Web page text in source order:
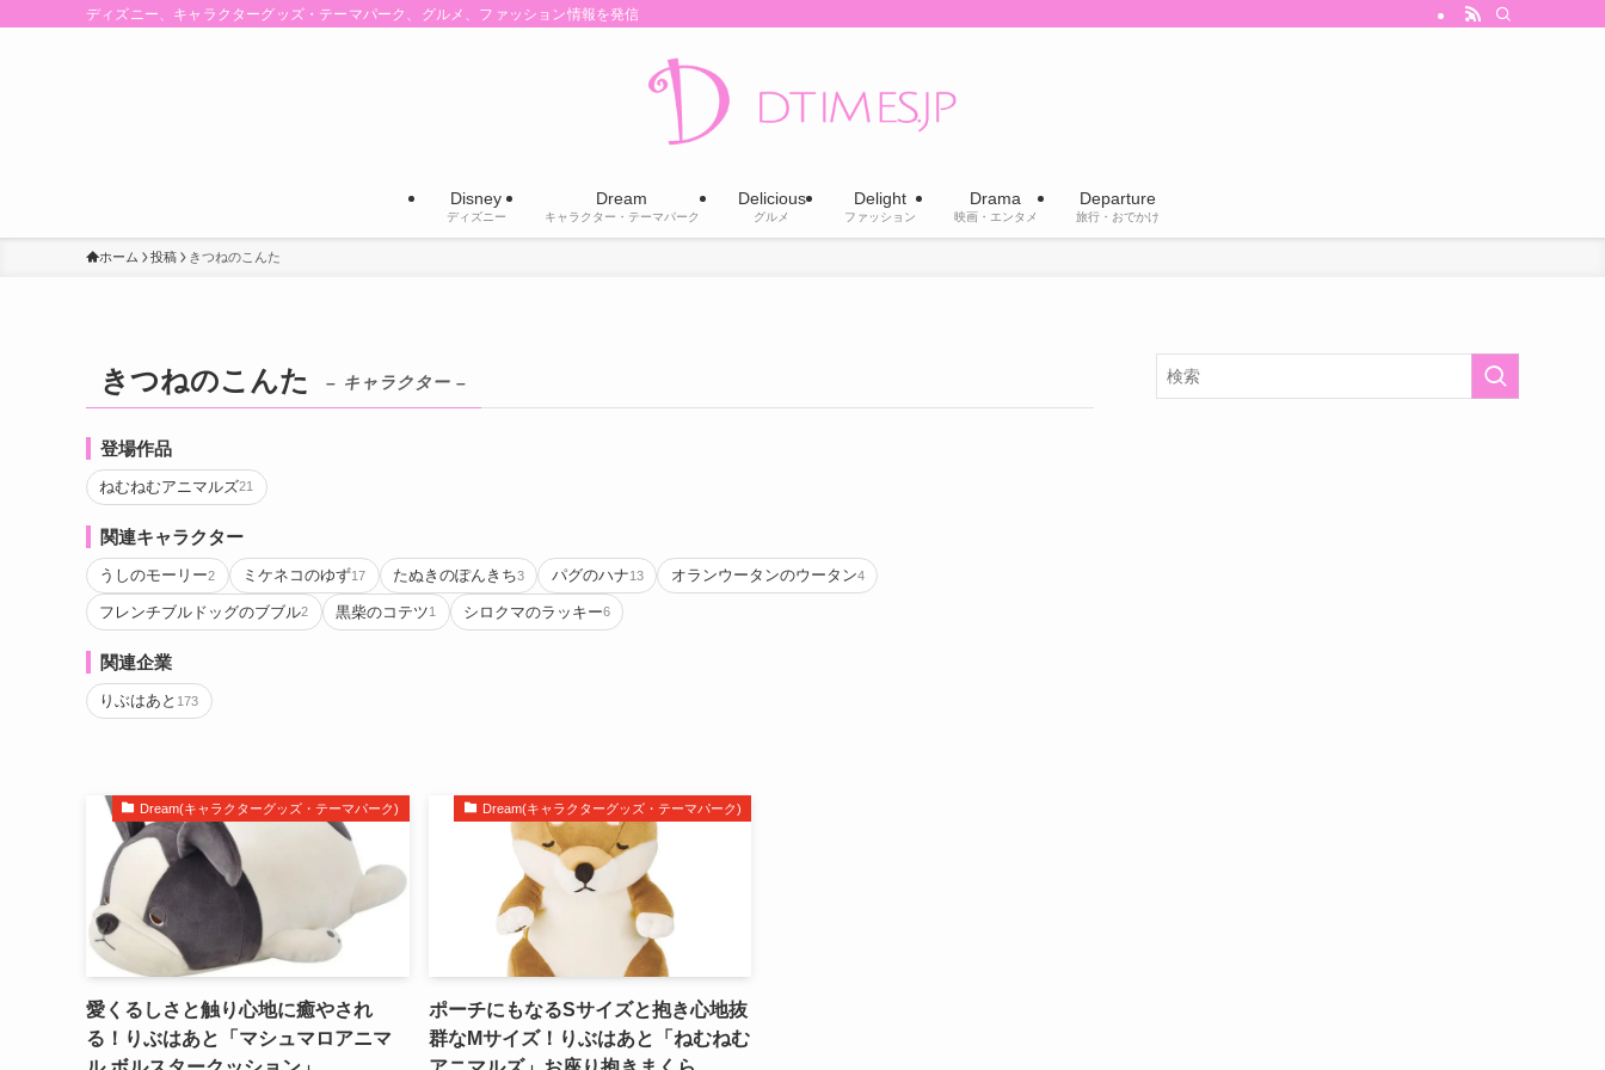
ディズニー、キャラクターグッズ・テーマパーク、グルメ、ファッション情報を発信
Disney
ディズニー
Dream
キャラクター・テーマパーク
Delicious
グルメ
Delight
ファッション
Drama
映画・エンタメ
Departure
旅行・おでかけ
ホーム 投稿 きつねのこんた
きつねのこんた – キャラクター –
登場作品
ねむねむアニマルズ21
関連キャラクター
うしのモーリー2 ミケネコのゆず17 たぬきのぽんきち3 パグのハナ13 オランウータンのウータン4
フレンチブルドッグのブブル2 黒柴のコテツ1 シロクマのラッキー6
関連企業
りぶはあと 173
Dream(キャラクターグッズ・テーマパーク)
愛くるしさと触り心地に癒やされ
る！りぶはあと「マシュマロアニマ
Dream(キャラクターグッズ・テーマパーク)
ポーチにもなるSサイズと抱き心地抜
群なMサイズ！りぶはあと「ねむねむ